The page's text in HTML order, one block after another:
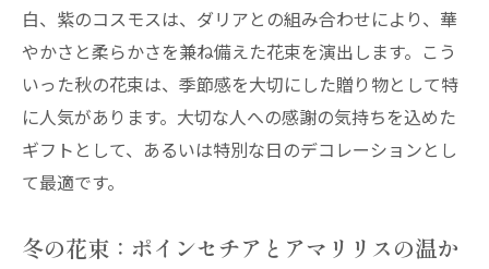
冬の花束がもたらす季節感
夙川駅周辺で花屋を巡り、特別な花束を見つけ
よう
夙川駅周辺のおすすめ花屋
季節ごとの花束を探す楽しみ
夙川駅近くの花屋で出会う素敵な花々
白、紫のコスモスは、ダリアとの組み合わせにより、華
やかさと柔らかさを兼ね備えた花束を演出します。こう
いった秋の花束は、季節感を大切にした贈り物として特
に人気があります。大切な人への感謝の気持ちを込めた
ギフトとして、あるいは特別な日のデコレーションとし
て最適です。
冬の花束：ポインセチアとアマリリスの温か